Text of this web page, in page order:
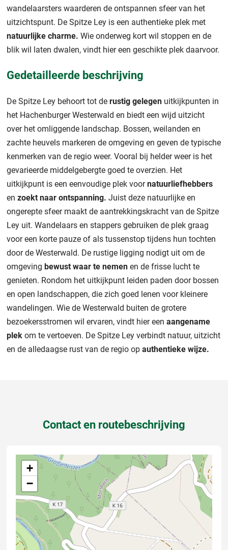
wandelaarsters waarderen de ontspannen sfeer van het
uitzichtspunt. De Spitze Ley is een authentieke plek met
natuurlijke charme. Wie onderweg kort wil stoppen en de
blik wil laten dwalen, vindt hier een geschikte plek daarvoor.
Gedetailleerde beschrijving
De Spitze Ley behoort tot de rustig gelegen uitkijkpunten in
het Hachenburger Westerwald en biedt een wijd uitzicht
over het omliggende landschap. Bossen, weilanden en
zachte heuvels markeren de omgeving en geven de typische
kenmerken van de regio weer. Vooral bij helder weer is het
gevarieerde middelgebergte goed te overzien. Het
uitkijkpunt is een eenvoudige plek voornatuurliefhebbers
en zoekt naar ontspanning. Juist deze natuurlijke en
ongerepte sfeer maakt de aantrekkingskracht van de Spitze
Ley uit. Wandelaars en stappers gebruiken de plek graag
voor een korte pauze of als tussenstop tijdens hun tochten
door de Westerwald. De rustige ligging nodigt uit om de
omgeving bewust waar te nemen en de frisse lucht te
genieten. Rondom het uitkijkpunt leiden paden door bossen
en open landschappen, die zich goed lenen voor kleinere
wandelingen. Wie de Westerwald buiten de grotere
bezoekersstromen wil ervaren, vindt hier een aangename
plek om te vertoeven. De Spitze Ley verbindt natuur, uitzicht
en de alledaagse rust van de regio op authentieke wijze.
Contact en routebeschrijving
+
−